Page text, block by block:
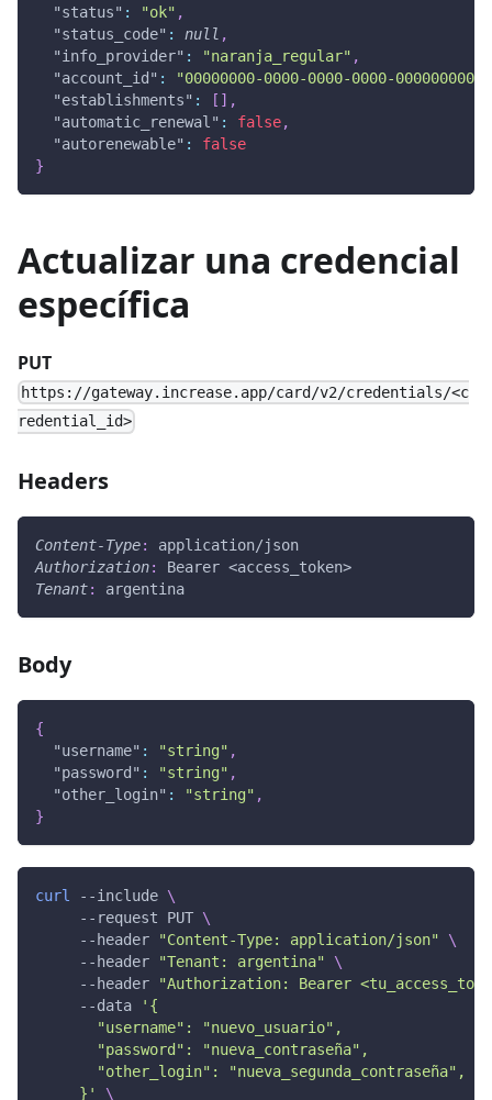
"status" : "ok" ,
"status_code" : null ,
"info_provider" : "naranja_regular" ,
"account_id" :
"00000000-0000-0000-0000-
"establishments" : [ ] ,
"automatic_renewal" : false,
"autorenewable" :
false
}
Actualizar una credencial
específica
PUT
https://gateway.increase.app/card/v2/credentials/<c
redential_id>
Headers
Content-Type:
application/json
Authorization:
Bearer <access_token>
Tenant: argentina
Body
{
"username" : "string" ,
"password" : "string" ,
"other_login" : "string" ,
}
curl --include \
     --request PUT
\
     --header
"Content-Type: application/json"
\
     --header
"Tenant: argentina"
\
     --header
"Authorization: Bearer
     --data
'{
       "username": "nuevo_usuario",
       "password": "nueva_contraseña",
       "other_login": "nueva_segunda_contraseña",
     }'
\